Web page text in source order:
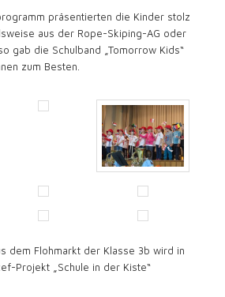
präsentierten die Kinder stolz
aus der Rope-Skiping-AG oder
gab die Schulband „Tomorrow Kids“
zum Besten.
dem Flohmarkt der Klasse 3b wird in
Projekt „Schule in der Kiste“